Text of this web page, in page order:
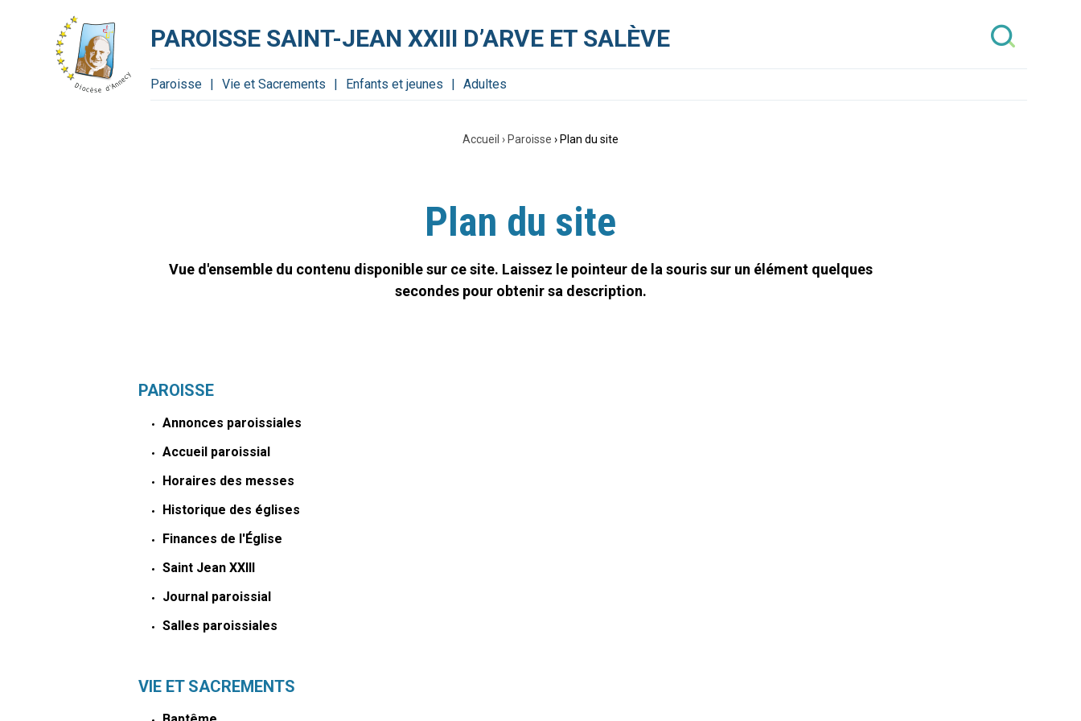
PAROISSE SAINT-JEAN XXIII D’ARVE ET SALÈVE
Paroisse Vie et Sacrements Enfants et jeunes Adultes
Accueil › Paroisse › Plan du site
Plan du site
Vue d'ensemble du contenu disponible sur ce site. Laissez le pointeur de la souris sur un élément quelques
secondes pour obtenir sa description.
PAROISSE
Annonces paroissiales
Accueil paroissial
Horaires des messes
Historique des églises
Finances de l'Église
Saint Jean XXIII
Journal paroissial
Salles paroissiales
VIE ET SACREMENTS